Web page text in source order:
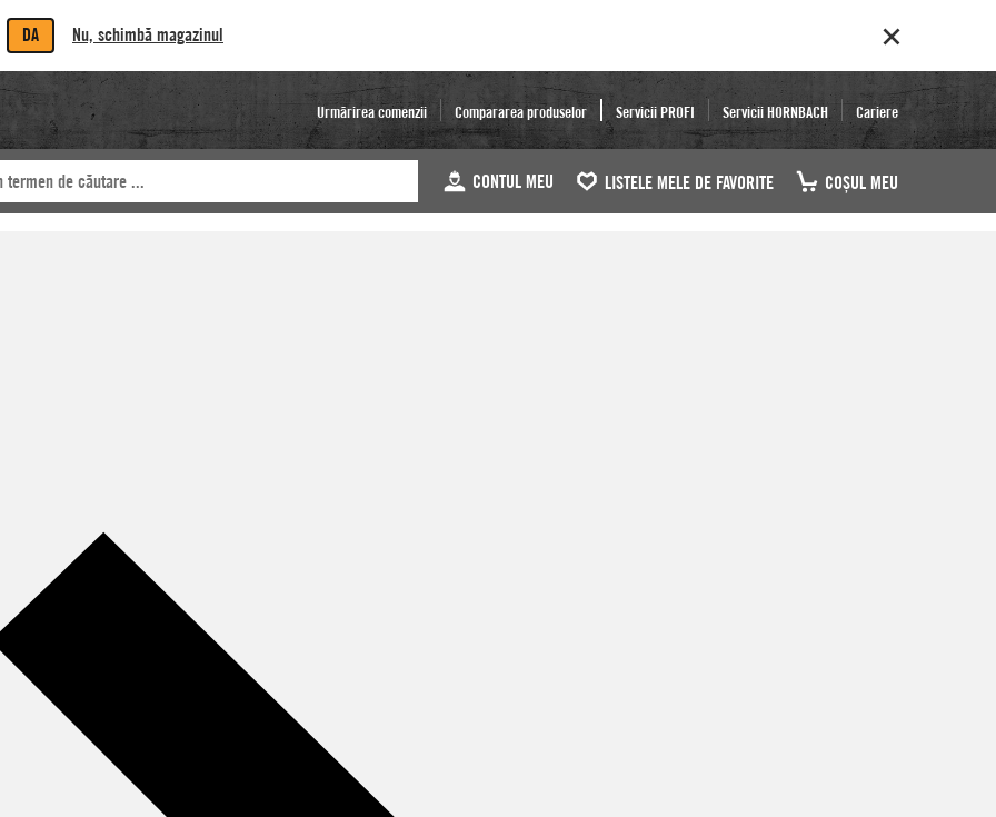
DA Nu, schimbă magazinul
Urmărirea comenzii Compararea produselor Servicii PROFI Servicii HORNBACH Cariere
CONTUL MEU LISTELE MELE DE FAVORITE COŞUL MEU